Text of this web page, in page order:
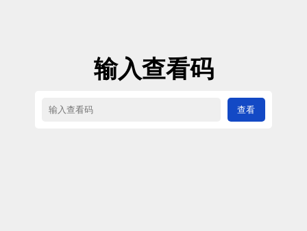
输入查看码